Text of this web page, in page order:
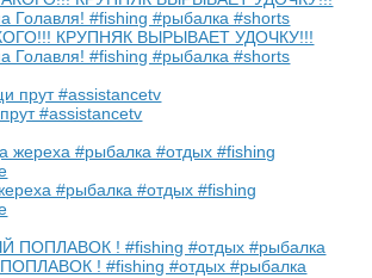
КРУПНЯК ВЫРЫВАЕТ УДОЧКУ!!!
Голавля! #fishing #рыбалка #shorts
#assistancetv
#рыбалка #отдых #fishing
! #fishing #отдых #рыбалка